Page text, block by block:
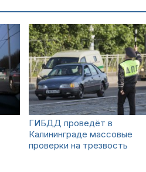
ГИБДД проведёт в
Калининграде массовые
проверки на трезвость